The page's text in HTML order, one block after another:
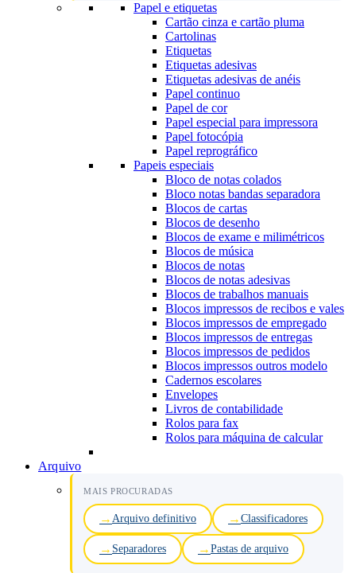
Papel e etiquetas
Cartão cinza e cartão pluma
Cartolinas
Etiquetas
Etiquetas adesivas
Etiquetas adesivas de anéis
Papel continuo
Papel de cor
Papel especial para impressora
Papel fotocópia
Papel reprográfico
Papeis especiais
Bloco de notas colados
Bloco notas bandas separadora
Blocos de cartas
Blocos de desenho
Blocos de exame e milimétricos
Blocos de música
Blocos de notas
Blocos de notas adesivas
Blocos de trabalhos manuais
Blocos impressos de recibos e vales
Blocos impressos de empregado
Blocos impressos de entregas
Blocos impressos de pedidos
Blocos impressos outros modelo
Cadernos escolares
Envelopes
Livros de contabilidade
Rolos para fax
Rolos para máquina de calcular
Arquivo
MAIS PROCURADAS
Arquivo definitivo Classificadores
Separadores Pastas de arquivo